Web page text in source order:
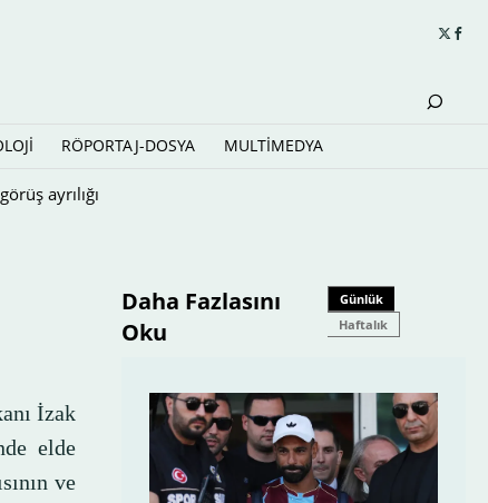
RÖPORTAJ-DOSYA MULTİMEDYA
İzak
elde
ve
Daha Fazlasını
Oku
Günlük
Haftalık